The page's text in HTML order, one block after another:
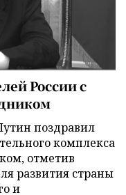
России с
поздравил
комплекса
отметив
развития страны
и